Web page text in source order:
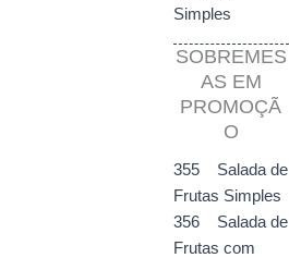
Simples
SOBREMES
AS EM
PROMOÇÃ
O
355 Salada de
Frutas Simples
356 Salada de
Frutas com